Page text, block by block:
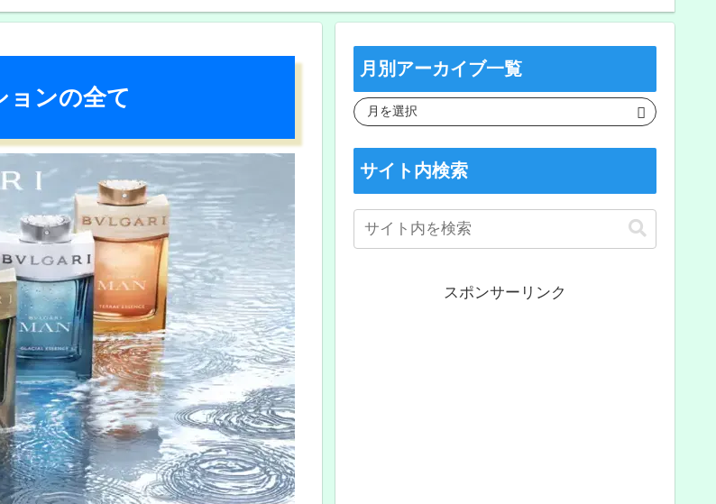
ョンの全て
月別アーカイブ一覧
サイト内検索
スポンサーリンク